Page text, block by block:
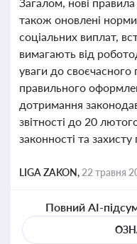
також оновлені
соціальних виплат,
вимагають від
уваги до своєчасного
правильного
дотримання
звітності до 20
законності та захисту
LIGA ZAKON, 22 травня
Повний AI-